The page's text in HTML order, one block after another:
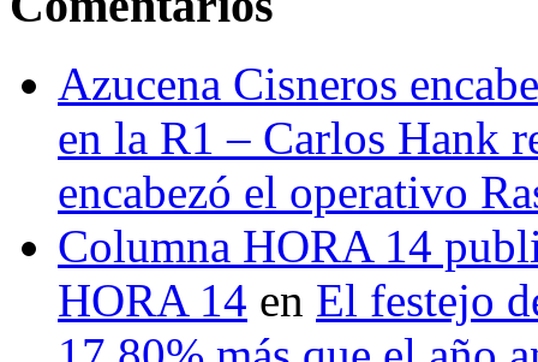
Azucena Cisneros
en la R1 – Carlos Hank
encabezó el operativo
Columna HORA 14
HORA 14 en El festejo